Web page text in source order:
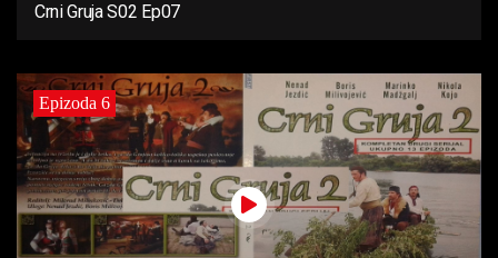
Crni Gruja S02 Ep07
Epizoda 6